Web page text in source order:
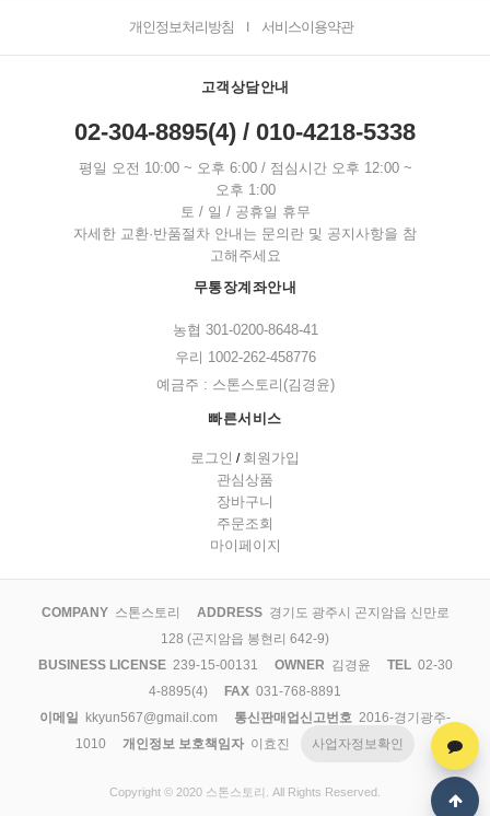
개인정보처리방침 서비스이용약관
고객상담안내
02-304-8895(4) / 010-4218-5338
평일 오전 10:00 ~ 오후 6:00 / 점심시간 오후 12:00 ~
오후 1:00
토 / 일 / 공휴일 휴무
자세한 교환·반품절차 안내는 문의란 및 공지사항을 참
고해주세요
무통장계좌안내
농협 301-0200-8648-41
우리 1002-262-458776
예금주 : 스톤스토리(김경윤)
빠른서비스
로그인 / 회원가입
관심상품
장바구니
주문조회
마이페이지
COMPANY 스톤스토리 ADDRESS 경기도 광주시 곤지암읍 신만로
128 (곤지암읍 봉현리 642-9)
BUSINESS LICENSE 239-15-00131 OWNER 김경윤 TEL 02-30
4-8895(4)
FAX 031-768-8891
이메일
kkyun567@gmail.com 통신판매업신고번호 2016-경기광주-
1010
개인정보 보호책임자 이효진 사업자정보확인
Copyright © 2020 스톤스토리. All Rights Reserved.